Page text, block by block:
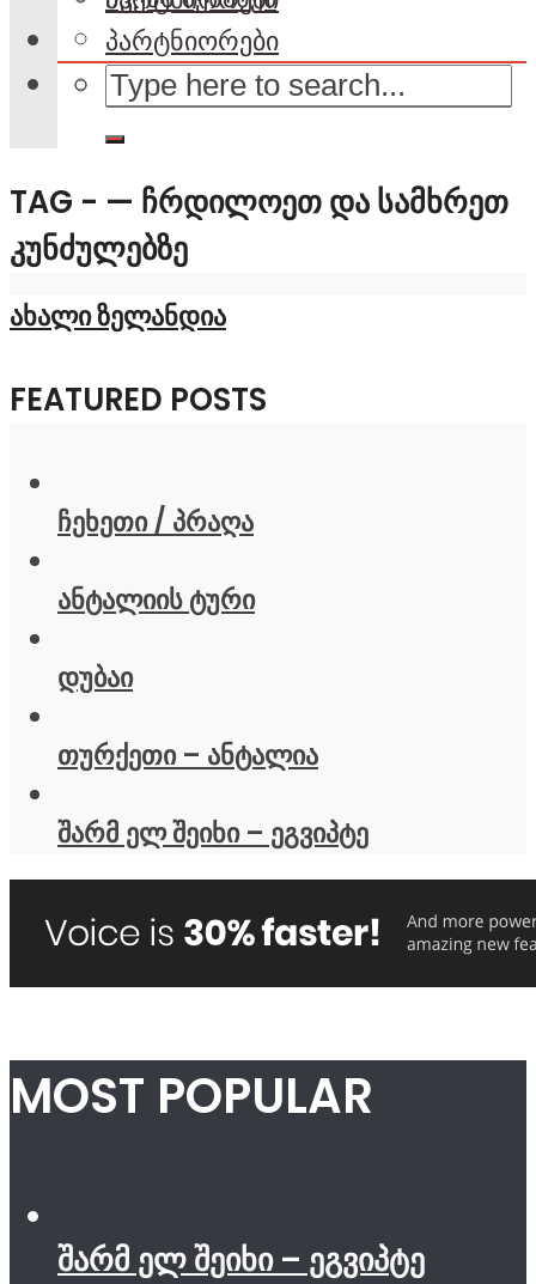
პარტნიორები
TAG - — ᲩᲠᲓᲘᲚᲝᲔᲗ ᲓᲐ ᲡᲐᲛᲮᲠᲔᲗ
ᲙᲣᲜᲫᲣᲚᲔᲑᲖᲔ
ახალი ზელანდია
FEATURED POSTS
ჩეხეთი / პრაღა
ანტალიის ტური
დუბაი
თურქეთი – ანტალია
შარმ ელ შეიხი – ეგვიპტე
MOST POPULAR
შარმ ელ შეიხი – ეგვიპტე